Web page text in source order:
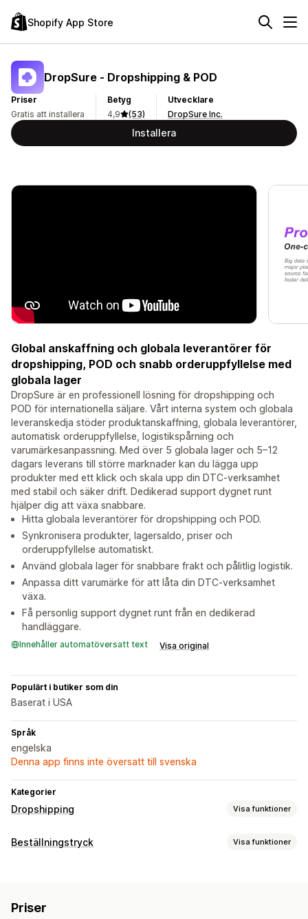
Shopify App Store
DropSure ‑ Dropshipping & POD
Priser
Gratis att installera
Betyg
4,9
(53)
Utvecklare
DropSure Inc.
Installera
Global anskaffning och globala leverantörer för
dropshipping, POD och snabb orderuppfyllelse med
globala lager
DropSure är en professionell lösning för dropshipping och
POD för internationella säljare. Vårt interna system och globala
leveranskedja stöder produktanskaffning, globala leverantörer,
automatisk orderuppfyllelse, logistikspårning och
varumärkesanpassning. Med över 5 globala lager och 5–12
dagars leverans till större marknader kan du lägga upp
produkter med ett klick och skala upp din DTC-verksamhet
med stabil och säker drift. Dedikerad support dygnet runt
hjälper dig att växa snabbare.
Hitta globala leverantörer för dropshipping och POD.
Synkronisera produkter, lagersaldo, priser och
orderuppfyllelse automatiskt.
Använd globala lager för snabbare frakt och pålitlig logistik.
Anpassa ditt varumärke för att låta din DTC-verksamhet
växa.
Få personlig support dygnet runt från en dedikerad
handläggare.
Innehåller automatöversatt text Visa original
Populärt i butiker som din
Baserat i USA
Språk
engelska
Denna app finns inte översatt till svenska
Kategorier
Dropshipping Visa funktioner
Vilka produkter du kan köpa in
Sportprodukter
Beställningstryck Visa funktioner
Generator för modellering
Priser